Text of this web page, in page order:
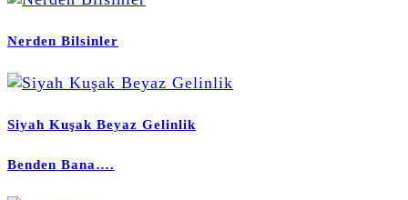
Nerden Bilsinler
Siyah Kuşak Beyaz Gelinlik
Benden Bana….